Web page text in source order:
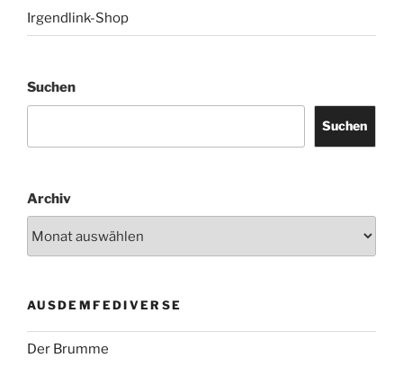
Irgendlink-Shop
Suchen
Suchen
Archiv
AUSDEMFEDIVERSE
Der Brumme